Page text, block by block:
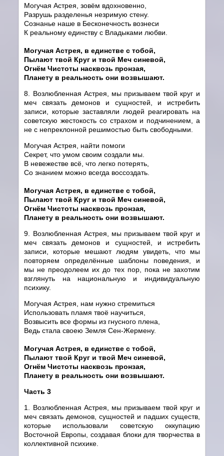
Могучая Астрея, зовём вдохновенно,
Разрушь разделенья незримую стену.
Сознанье наше в Бесконечность вознеси
К реальному единству с Владыками любви.
Могучая Астрея, в единстве с тобой,
Пылают твой Круг и твой Меч синевой,
Огнём Чистоты насквозь пронзая,
Планету в реальность они возвышают.
8. Возлюбленная Астрея, мы призываем твой круг и
меч связать демонов и сущностей, и истребить
записи, которые заставляли людей реагировать на
советскую жестокость со страхом и подчинением, а
не с непреклонной решимостью быть свободными.
Могучая Астрея, найти помоги
Секрет, что умом своим создали мы.
В невежестве всё, что легко потерять,
Со знанием можно всегда воссоздать.
Могучая Астрея, в единстве с тобой,
Пылают твой Круг и твой Меч синевой,
Огнём Чистоты насквозь пронзая,
Планету в реальность они возвышают.
9. Возлюбленная Астрея, мы призываем твой круг и
меч связать демонов и сущностей, и истребить
записи, которые мешают людям увидеть, что мы
повторяем определённые шаблоны поведения, и
мы не преодолеем их до тех пор, пока не захотим
взглянуть на национальную и индивидуальную
психику.
Могучая Астрея, нам нужно стремиться
Использовать пламя твоё научиться,
Возвысить все формы из гнусного плена,
Ведь стала своею Земля Сен-Жермену.
Могучая Астрея, в единстве с тобой,
Пылают твой Круг и твой Меч синевой,
Огнём Чистоты насквозь пронзая,
Планету в реальность они возвышают.
Часть 3
1. Возлюбленная Астрея, мы призываем твой круг и
меч связать демонов, сущностей и падших существ,
которые использовали советскую оккупацию
Восточной Европы, создавая блоки для творчества в
коллективной психике.